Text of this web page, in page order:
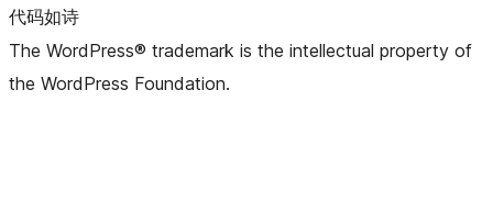
代码如诗
The WordPress® trademark is the intellectual property of
the WordPress Foundation.